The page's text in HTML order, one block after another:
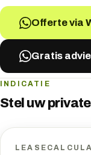
Offerte via
Gratis
INDICATIE
Stel uw